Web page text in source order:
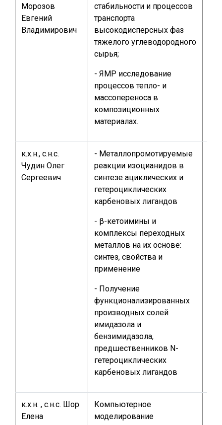
Морозов
Евгений
Владимирович
стабильности и процессов
транспорта
высокодисперсных фаз
тяжелого углеводородного
сырья;
- ЯМР исследование
процессов тепло- и
массопереноса в
композиционных
материалах.
к.х.н., с.н.с.
Чудин Олег
Сергеевич
- Металлопромотируемые
реакции изоцианидов в
синтезе ациклических и
гетероциклических
карбеновых лигандов
- β-кетоимины и
комплексы переходных
металлов на их основе:
синтез, свойства и
применение
- Получение
функционализированных
производных солей
имидазола и
бензимидазола,
предшественников N-
гетероциклических
карбеновых лигандов
к.х.н. , с.н.с. Шор
Елена
Компьютерное
моделирование